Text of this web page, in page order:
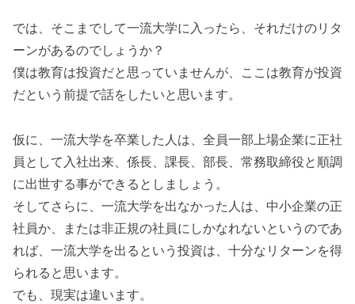
では、そこまでして一流大学に入ったら、それだけのリタ
ーンがあるのでしょうか？
僕は教育は投資だと思っていませんが、ここは教育が投資
だという前提で話をしたいと思います。
仮に、一流大学を卒業した人は、全員一部上場企業に正社
員として入社出来、係長、課長、部長、常務取締役と順調
に出世する事ができるとしましょう。
そしてさらに、一流大学を出なかった人は、中小企業の正
社員か、または非正規の社員にしかなれないというのであ
れば、一流大学を出るという投資は、十分なリターンを得
られると思います。
でも、現実は違います。